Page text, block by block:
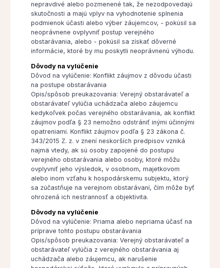
nepravdivé alebo pozmenené tak, že nezodpovedajú
skutočnosti a majú vplyv na vyhodnotenie splnenia
podmienok účasti alebo výber záujemcov, - pokúsil sa
neoprávnene ovplyvniť postup verejného
obstarávania, alebo - pokúsil sa získať dôverné
informácie, ktoré by mu poskytli neoprávnenú výhodu.
Dôvody na vylúčenie
Dôvod na vylúčenie: Konflikt záujmov z dôvodu účasti
na postupe obstarávania
Opis/spôsob preukazovania: Verejný obstarávateľ a
obstarávateľ vylúčia uchádzača alebo záujemcu
kedykoľvek počas verejného obstarávania, ak konflikt
záujmov podľa § 23 nemožno odstrániť inými účinnými
opatreniami. Konflikt záujmov podľa § 23 zákona č.
343/2015 Z. z. v znení neskorších predpisov vzniká
najmä vtedy, ak sú osoby zapojené do postupu
verejného obstarávania alebo osoby, ktoré môžu
ovplyvniť jeho výsledok, v osobnom, majetkovom
alebo inom vzťahu k hospodárskemu subjektu, ktorý
sa zúčastňuje na verejnom obstarávaní, čím môže byť
ohrozená ich nestrannosť a objektivita.
Dôvody na vylúčenie
Dôvod na vylúčenie: Priama alebo nepriama účasť na
príprave tohto postupu obstarávania
Opis/spôsob preukazovania: Verejný obstarávateľ a
obstarávateľ vylúčia z verejného obstarávania aj
uchádzača alebo záujemcu, ak narušenie